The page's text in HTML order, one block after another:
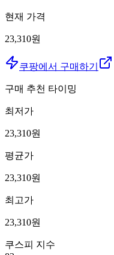
현재 가격
23,310원
쿠팡에서 구매하기
구매 추천 타이밍
최저가
23,310원
평균가
23,310원
최고가
23,310원
쿠스피 지수